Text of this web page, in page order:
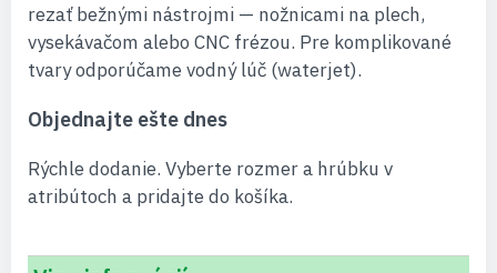
rezať bežnými nástrojmi — nožnicami na plech,
vysekávačom alebo CNC frézou. Pre komplikované
tvary odporúčame vodný lúč (waterjet).
Objednajte ešte dnes
Rýchle dodanie. Vyberte rozmer a hrúbku v
atribútoch a pridajte do košíka.